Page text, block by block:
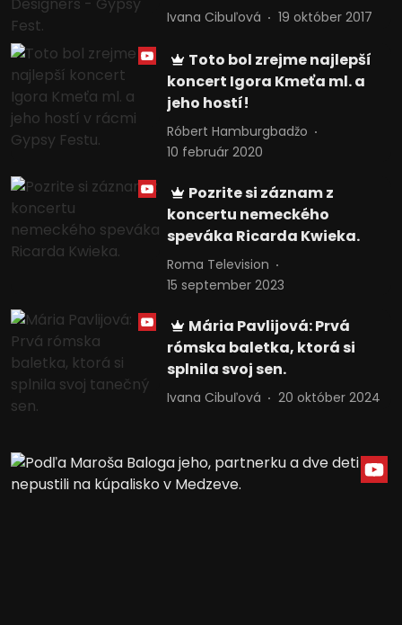
Ivana Cibuľová 19 október 2017
Toto bol zrejme najlepší
koncert Igora Kmeťa ml. a
jeho hostí!
Róbert Hamburgbadžo
10 február 2020
Pozrite si záznam z
koncertu nemeckého
speváka Ricarda Kwieka.
Roma Television
15 september 2023
Mária Pavlijová: Prvá
rómska baletka, ktorá si
splnila svoj sen.
Ivana Cibuľová 20 október 2024